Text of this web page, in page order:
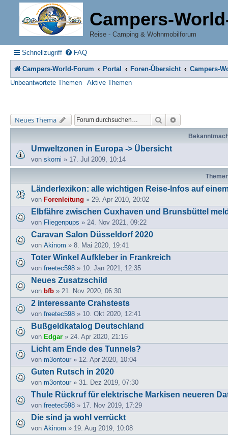
Campers-
Reise - Camping & Wohnmobilforum
Schnellzugriff FAQ
Campers-World-Forum Portal Foren-Übersicht Campers-
Unbeantwortete Themen
Aktive Themen
Neues Thema Suche
Umweltzonen in Europa -> Übersicht
von skorni » 17. Jul 2009, 10:14
Länderlexikon: alle wichtigen Reise-Infos auf
von Forenleitung » 29. Apr 2010, 20:02
Elbfähre zwischen Cuxhaven und Brunsbüttel
von Fliegenpups » 24. Nov 2021, 09:22
Caravan Salon Düsseldorf 2020
von Akinom » 8. Mai 2020, 19:41
Toter Winkel Aufkleber in Frankreich
von freetec598 » 10. Jan 2021, 12:35
Neues Zusatzschild
von bfb » 21. Nov 2020, 06:30
2 interessante Crahstests
von freetec598 » 10. Okt 2020, 12:41
Bußgeldkatalog Deutschland
von Edgar » 24. Apr 2020, 21:16
Licht am Ende des Tunnels?
von m3ontour » 12. Apr 2020, 10:04
Guten Rutsch in 2020
von m3ontour » 31. Dez 2019, 07:30
Thule Rückruf für elektrische Markisen neueren
von freetec598 » 17. Nov 2019, 17:29
Die sind ja wohl verrückt
von Akinom » 19. Aug 2019, 10:08